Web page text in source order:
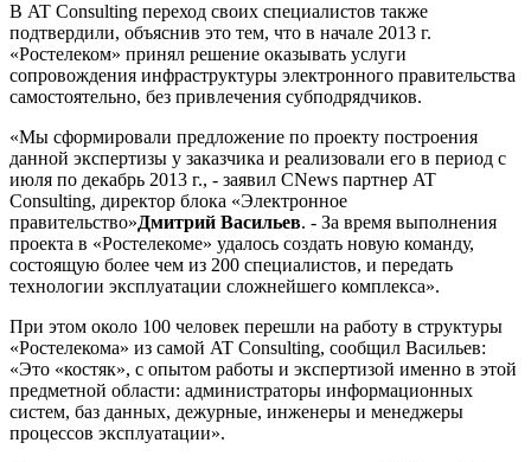
В AT Consulting переход своих специалистов также
подтвердили, объяснив это тем, что в начале 2013 г.
«Ростелеком» принял решение оказывать услуги
сопровождения инфраструктуры электронного правительства
самостоятельно, без привлечения субподрядчиков.
«Мы сформировали предложение по проекту построения
данной экспертизы у заказчика и реализовали его в период с
июля по декабрь 2013 г., - заявил CNews партнер AT
Consulting, директор блока «Электронное
правительство»Дмитрий Васильев. - За время выполнения
проекта в «Ростелекоме» удалось создать новую команду,
состоящую более чем из 200 специалистов, и передать
технологии эксплуатации сложнейшего комплекса».
При этом около 100 человек перешли на работу в структуры
«Ростелекома» из самой AT Consulting, сообщил Васильев:
«Это «костяк», с опытом работы и экспертизой именно в этой
предметной области: администраторы информационных
систем, баз данных, дежурные, инженеры и менеджеры
процессов эксплуатации».